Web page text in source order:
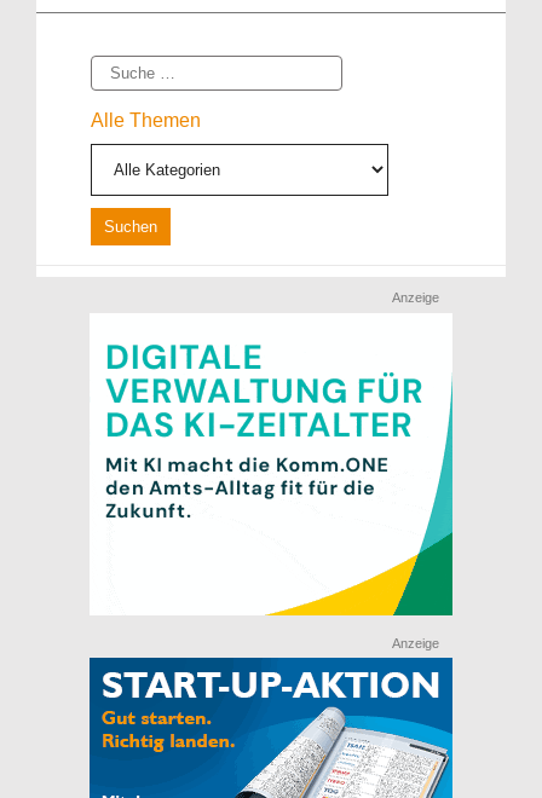
Suche
Alle Themen
Anzeige
Anzeige